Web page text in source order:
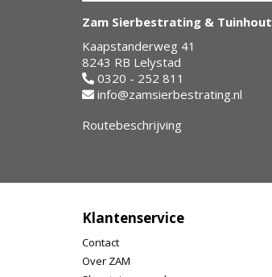
Zam Sierbestrating & Tuinhout
Kaapstanderweg 41
8243 RB Lelystad
0320 - 252 811
info@zamsierbestrating.nl
Routebeschrijving
Klantenservice
Contact
Over ZAM